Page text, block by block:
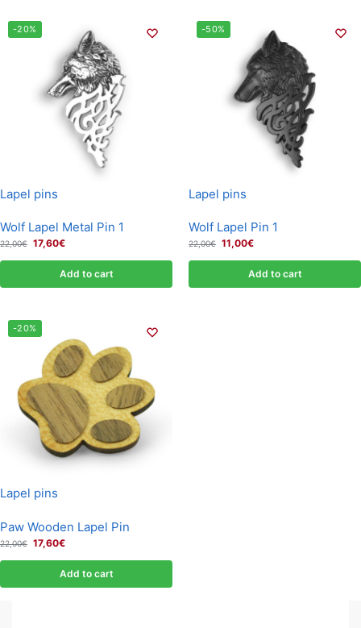
-20%
Lapel pins
Wolf Lapel Metal Pin 1
22,00€ 17,60€
Add to cart
-50%
Lapel pins
Wolf Lapel Pin 1
22,00€ 11,00€
Add to cart
-20%
Lapel pins
Paw Wooden Lapel Pin
22,00€ 17,60€
Add to cart